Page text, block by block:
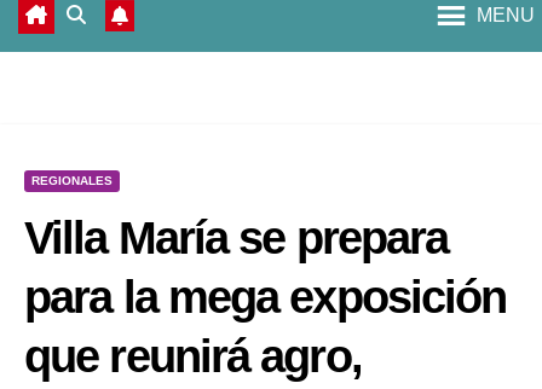
MENU
REGIONALES
Villa María se prepara
para la mega exposición
que reunirá agro,